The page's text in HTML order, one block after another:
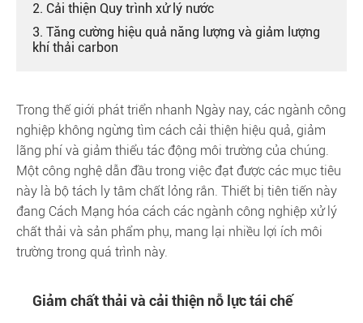
2. Cải thiện Quy trình xử lý nước
3. Tăng cường hiệu quả năng lượng và giảm lượng
khí thải carbon
Trong thế giới phát triển nhanh Ngày nay, các ngành công
nghiệp không ngừng tìm cách cải thiện hiệu quả, giảm
lãng phí và giảm thiểu tác động môi trường của chúng.
Một công nghệ dẫn đầu trong việc đạt được các mục tiêu
này là bộ tách ly tâm chất lỏng rắn. Thiết bị tiên tiến này
đang Cách Mạng hóa cách các ngành công nghiệp xử lý
chất thải và sản phẩm phụ, mang lại nhiều lợi ích môi
trường trong quá trình này.
Giảm chất thải và cải thiện nỗ lực tái chế